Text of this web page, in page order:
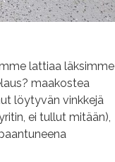
lattiaa läksimme
maakostea
löytyvän vinkkejä
ei tullut mitään),